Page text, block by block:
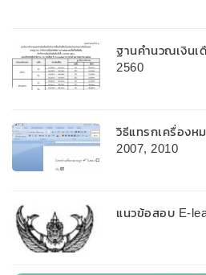
ฐานคำนวณเงินเ
2560
วิธีแทรกเครื่องห
2007, 2010
แนวข้อสอบ E-